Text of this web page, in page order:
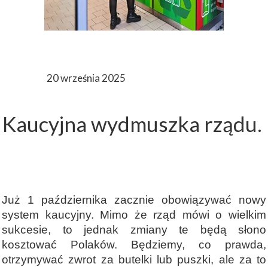
20 września 2025
Kaucyjna wydmuszka rządu.
Już 1 października zacznie obowiązywać nowy
system kaucyjny. Mimo że rząd mówi o wielkim
sukcesie, to jednak zmiany te będą słono
kosztować Polaków. Będziemy, co prawda,
otrzymywać zwrot za butelki lub puszki, ale za to